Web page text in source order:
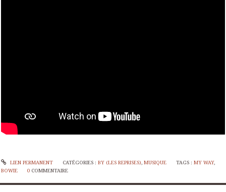
LIEN PERMANENT CATÉGORIES : BY (LES REPRISES) MUSIQUE TAGS :MY WAY,
BOWIE
0 COMMENTAIRE